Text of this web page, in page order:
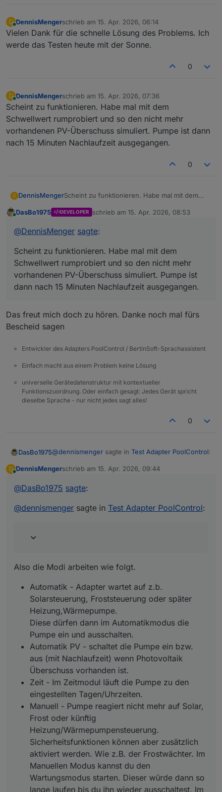
D
Online
DennisMengerschrieb am 15. Apr. 2026, 06:14
zuletzt editiert von
Vielen Dank für die schnelle Lösung des Problems. Ich
werde das Testen heute mit der Sonne.
0
D
Online
DennisMengerschrieb am 15. Apr. 2026, 07:36
zuletzt editiert von
Scheint zu funktionieren. Habe mal mit dem
Schwellwert rumprobiert und so den nicht mehr
vorhandenen PV-Überschuss simuliert. Pumpe ist dann
nach 15 Minuten Nachlaufzeit ausgegangen.
0
D DennisMengerScheint zu funktionieren. Habe mal mit dem
vorhandenen PV-Überschuss simuliert. Pumpe
ausgegangen.
DasBo1975 DEVELOPER schrieb am 15. Apr. 2026, 08:53
zuletzt editiert von
@DennisMenger sagte:
Scheint zu funktionieren. Habe mal mit dem
Schwellwert rumprobiert und so den nicht mehr
vorhandenen PV-Überschuss simuliert. Pumpe ist
dann nach 15 Minuten Nachlaufzeit ausgegangen.
Das freut mich doch zu hören. Danke noch mal fürs
Bescheid sagen
Entwickler des Adapters PoolControl / BertinSoft-Sprachassistent
Einfach macht aus einem Problem keine Lösung
universelle Gerätedatenstruktur mit kontextueller
Funktionszuordnung. Oder einfach gesagt: Jedes Gerät spricht
dieselbe Sprache - nur nicht jedes sagt alles!
0
DasBo1975@dennismenger sagte in Test Adapter PoolControl:
Automatikmodus ja völlig verkehrt interpretiert.
Und wo liegt der Unterschied dann zum
Modus Automatik (PV)?
Automatik - Adapter wartet auf z.b.
Automatik PV - schaltet die Pumpe ein bzw.
Überschuss vorhanden ist.
Zeit - Im Zeitmodul läuft die Pumpe zu den
eingestellten Tagen/Uhrzeiten.
Manuell - Pumpe reagiert nicht mehr auf Solar,
Frost oder künftig
Heizung/Wärmepumpensteuerung.
Sicherheitsfunktionen können aber zusätzlich
aktiviert werden. Wie z.B. der Frostwächter.
Im Manuellen Modus kannst du den
Wartungsmodus starten. Dieser würde dann
so lange laufen bis du ihn wieder
ausschaltest. Im Manuellen Modus wird auch
die tägliche Umwälzmenge nicht
berücksichtigt.
Aus - selbsterklärend
D DennisMengerschrieb am 15. Apr. 2026, 09:44
zuletzt editiert von
@DasBo1975 sagte:
@dennismenger sagte in Test Adapter PoolControl:
Also die Modi arbeiten wie folgt.
Automatik - Adapter wartet auf z.b.
Solarsteuerung, Froststeuerung oder später
Heizung,Wärmepumpe.
Diese dürfen dann im Automatikmodus die
Pumpe ein und ausschalten.
Automatik PV - schaltet die Pumpe ein bzw.
aus (mit Nachlaufzeit) wenn Photovoltaik
Überschuss vorhanden ist.
Zeit - Im Zeitmodul läuft die Pumpe zu den
eingestellten Tagen/Uhrzeiten.
Manuell - Pumpe reagiert nicht mehr auf Solar,
Frost oder künftig
Heizung/Wärmepumpensteuerung.
Sicherheitsfunktionen können aber zusätzlich
aktiviert werden. Wie z.B. der Frostwächter. Im
Manuellen Modus kannst du den
Wartungsmodus starten. Dieser würde dann so
lange laufen bis du ihn wieder ausschaltest. Im